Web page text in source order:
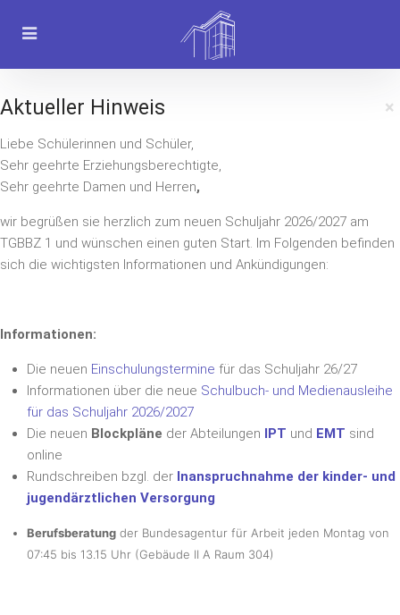
×
Aktueller Hinweis
Liebe Schülerinnen und Schüler,
Sehr geehrte Erziehungsberechtigte,
Sehr geehrte Damen und Herren,
wir begrüßen sie herzlich zum neuen Schuljahr 2026/2027 am
TGBBZ 1 und wünschen einen guten Start. Im Folgenden befinden
sich die wichtigsten Informationen und Ankündigungen:
Informationen:
Die neuen Einschulungstermine für das Schuljahr 26/27
Informationen über die neue Schulbuch- und Medienausleihe
für das Schuljahr 2026/2027
Die neuen Blockpläne der Abteilungen IPT und EMT sind
online
Rundschreiben bzgl. der Inanspruchnahme der kinder- und
jugendärztlichen Versorgung
Berufsberatung der Bundesagentur für Arbeit jeden Montag von
07:45 bis 13.15 Uhr (Gebäude II A Raum 304)